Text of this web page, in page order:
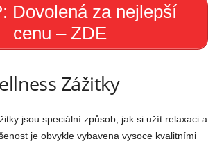
Dovolená za nejlepší
cenu – ZDE
Zážitky
jsou speciální způsob, jak si užít relaxaci a
je obvykle vybavena vysoce kvalitními